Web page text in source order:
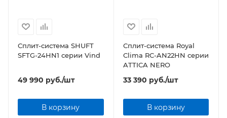
Сплит-система SHUFT
SFTG-24HN1 серии Vind
49 990 руб./шт
В корзину
Сплит-система Royal
Clima RC-AN22HN серии
ATTICA NERO
33 390 руб./шт
В корзину